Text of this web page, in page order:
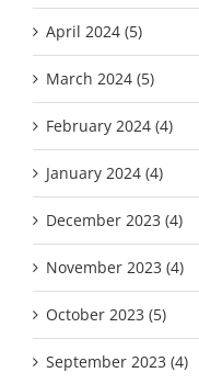
April 2024 (5)
March 2024 (5)
February 2024 (4)
January 2024 (4)
December 2023 (4)
November 2023 (4)
October 2023 (5)
September 2023 (4)